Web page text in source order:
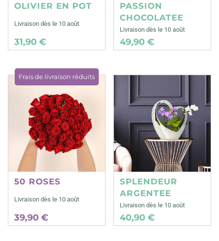
OLIVIER EN POT
Livraison dès le 10 août
31,90 €
PASSION
CHOCOLATEE
Livraison dès le 10 août
49,90 €
Frais de livraison réduits
50 ROSES
Livraison dès le 10 août
39,90 €
SPLENDEUR
ARGENTEE
Livraison dès le 10 août
40,90 €